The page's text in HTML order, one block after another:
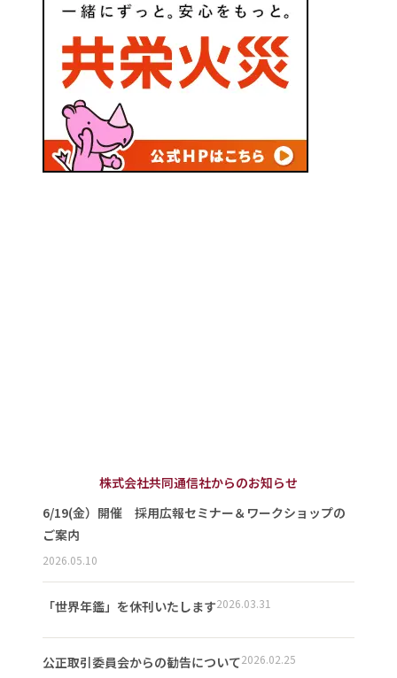
株式会社共同通信社からのお知らせ
6/19(金）開催 採用広報セミナー＆ワークショップの
ご案内
2026.05.10
「世界年鑑」を休刊いたします2026.03.31
公正取引委員会からの勧告について2026.02.25